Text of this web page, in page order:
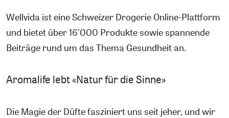
Wellvida ist eine Schweizer Drogerie Online-Plattform
und bietet über 16'000 Produkte sowie spannende
Beiträge rund um das Thema Gesundheit an.
Aromalife lebt «Natur für die Sinne»
Die Magie der Düfte fasziniert uns seit jeher, und wir